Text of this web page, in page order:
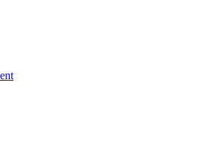
Агентство